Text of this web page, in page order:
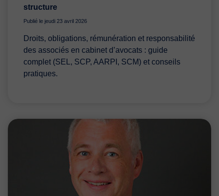
structure
Publié le jeudi 23 avril 2026
Droits, obligations, rémunération et responsabilité
des associés en cabinet d’avocats : guide
complet (SEL, SCP, AARPI, SCM) et conseils
pratiques.